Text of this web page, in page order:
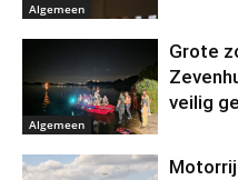
Algemeen
Algemeen
Grote
veilig